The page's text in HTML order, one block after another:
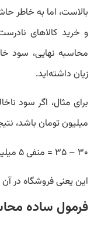
بالاست، اما به خاطر
و خرید کالاهای
محاسبه نهایی، سود
زیان داشته‌اید.
میلیون تومان باشد،
۳۰ – ۳۵ = منفی ۵ میلیون تومان
این یعنی فروشگاه در آن ماه ۵ میلیون تومان زیان
فرمول ساده